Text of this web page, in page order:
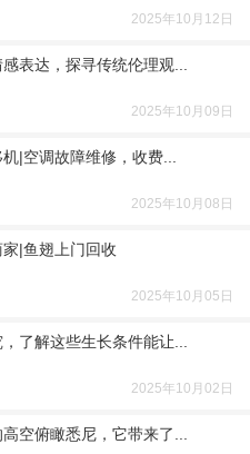
2025年10月12日
表达，探寻传统伦理观...
2025年10月09日
|空调故障维修，收费...
2025年10月08日
|鱼翅上门回收
2025年10月05日
了解这些生长条件能让...
2025年10月02日
空俯瞰悉尼，它带来了...